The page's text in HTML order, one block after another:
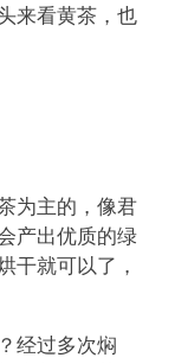
来看黄茶，也
为主的，像君
产出优质的绿
干就可以了，
经过多次焖